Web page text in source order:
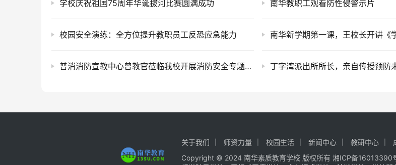
学校庆祝祖国75周年华诞拔河比赛圆满成功 南华教职工观看防性侵警示片
校园安全演练：全方位提升教职员工反恐应急能力 南华新学期第一课，王校长开讲《
普消消防宣教中心曾教官莅临我校开展消防安全专题讲座
关于我们 师资力量 校园生活 新闻中心 教研中心
Copyright © 2024 南华素质教育学校 版权所有湘ICP备16013390